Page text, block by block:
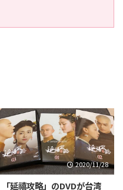
2020/11/28
「延禧攻略」のDVDが台湾